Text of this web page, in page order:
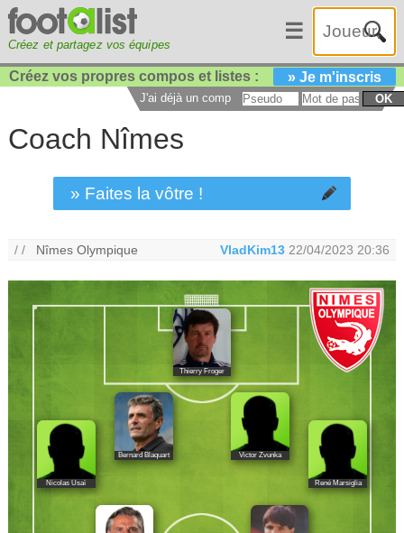
Créez et partagez vos équipes
☰
Créez vos propres compos et listes : » Je m'inscris
J'ai déjà un compte : OK
Coach Nîmes
» Faites la vôtre !
/ / Nîmes Olympique VladKim13 22/04/2023 20:36
Thierry Froger
Nicolas Usaï
Bernard Blaquart Victor Zvunka
René Marsiglia